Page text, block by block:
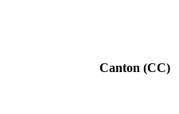
Canton (CC)